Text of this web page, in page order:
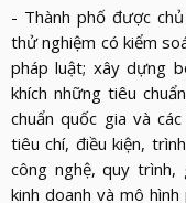
- Thành phố được
thử nghiệm có kiểm
pháp luật; xây dựng
khích những tiêu
chuẩn quốc gia và
tiêu chí, điều kiện,
công nghệ, quy trình,
kinh doanh và mô